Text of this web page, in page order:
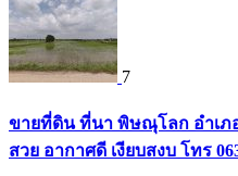
7
ขายที่ดิน ที่นา พิษณุโลก อำเภ
สวย อากาศดี เงียบสงบ โทร